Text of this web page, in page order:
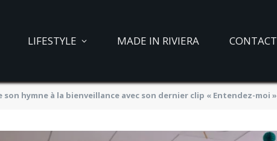
LIFESTYLE MADE IN RIVIERA CONTACT
hymne à la bienveillance avec son dernier clip « Entendez-moi »